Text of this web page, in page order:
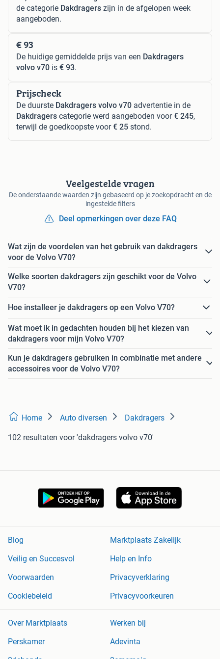
de categorie Dakdragers zijn in de afgelopen week
aangeboden.
€ 93
De huidige gemiddelde prijs van een Dakdragers
volvo v70 is € 93.
Prijscheck
De duurste Dakdragers volvo v70 advertentie in de
Dakdragers categorie werd aangeboden voor€ 245,
terwijl de goedkoopste voor€ 25 stond.
Veelgestelde vragen
De onderstaande waarden zijn gebaseerd op je zoekopdracht en de
ingestelde filters
Deel opmerkingen over deze FAQ
Wat zijn de voordelen van het gebruik van dakdragers
voor de Volvo V70?
Welke soorten dakdragers zijn geschikt voor de Volvo
V70?
Hoe installeer je dakdragers op een Volvo V70?
Wat moet ik in gedachten houden bij het kiezen van
dakdragers voor mijn Volvo V70?
Kun je dakdragers gebruiken in combinatie met andere
accessoires voor de Volvo V70?
Home Auto diversen Dakdragers
102 resultaten voor 'dakdragers volvo v70'
Blog
Marktplaats Zakelijk
Veilig en Succesvol
Help en Info
Voorwaarden
Privacyverklaring
Cookiebeleid
Privacyvoorkeuren
Over Marktplaats
Werken bij
Perskamer
Adevinta